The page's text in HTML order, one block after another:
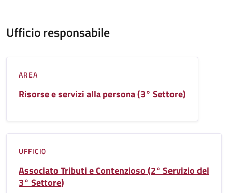
Ufficio responsabile
AREA
Risorse e servizi alla persona (3° Settore)
UFFICIO
Associato Tributi e Contenzioso (2° Servizio del
3° Settore)